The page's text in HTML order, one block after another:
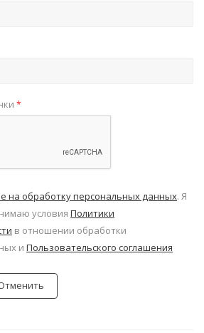
*
на обработку персональных данных. Я
условия Политики
в отношении обработки
и Пользовательского соглашения